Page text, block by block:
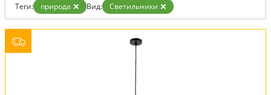
Теги: природа Вид: Светильники